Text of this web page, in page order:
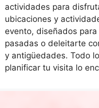
actividades para
ubicaciones y
evento, diseñados
pasadas o deleitarte
y antigüedades. Todo
planificar tu visita lo